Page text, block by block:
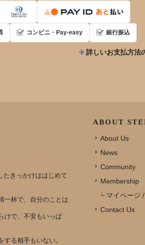
コンビニ・Pay-easy 銀行振込
詳しいお支払方法
たきっかけははじめて
一杯で、自分のことは
けで、不安もいっぱ
する相手もいない。
ABOUT
About Us
News
Community
Membership
マイページ
Contact Us